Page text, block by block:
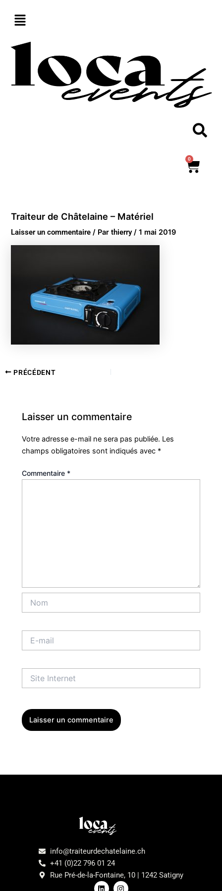
0
Traiteur de Châtelaine – Matériel
Laisser un commentaire / Parthierry/1 mai 2019
PRÉCÉDENT
Laisser un commentaire
Votre adresse e-mail ne sera pas publiée. Les
champs obligatoires sont indiqués avec *
Commentaire *
mail
Internet
info@traiteurdechatelaine.ch
+41 (0)22 796 01 24
Rue Pré-de-la-Fontaine, 10 | 1242 Satigny
L
I